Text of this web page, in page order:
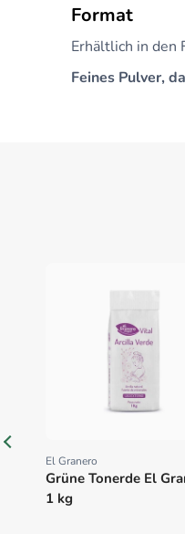
Format
Erhältlich in den
Feines Pulver,
Proveedor:
El Granero
Grüne Tonerde El
1 kg